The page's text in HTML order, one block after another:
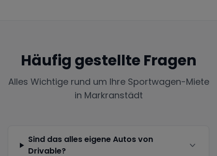
Häufig gestellte Fragen
Alles Wichtige rund um Ihre Sportwagen-Miete
in Markranstädt
Sind das alles eigene Autos von
Drivable?